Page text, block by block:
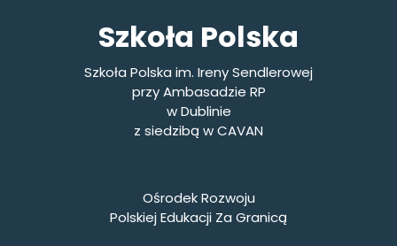
Szkoła Polska
Szkoła Polska im. Ireny Sendlerowej
przy Ambasadzie RP
w Dublinie
z siedzibą w CAVAN
Ośrodek Rozwoju
Polskiej Edukacji Za Granicą